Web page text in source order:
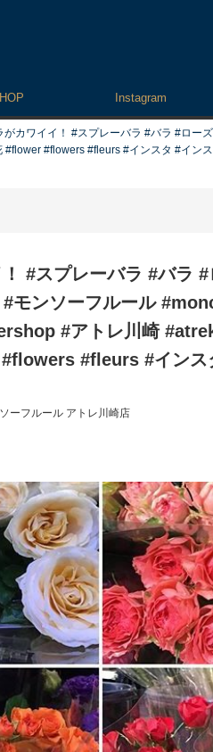
Instagram
がカワイイ！ #スプレーバラ #バラ #ロ
#flowers #fleurs #インスタ #イン
#スプレーバラ #バラ
モンソーフルール
#アトレ川崎
#fleurs #インス
ーフルール アトレ川崎店